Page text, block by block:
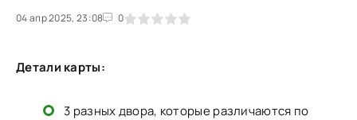
04 апр 2025, 23:08 0
1 2 3 4 5
Детали карты:
3 разных двора, которые различаются по